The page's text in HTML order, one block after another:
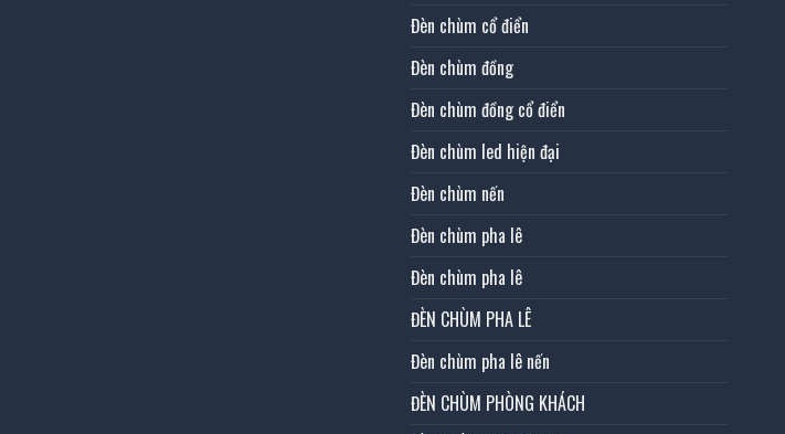
Đèn chùm cổ điển
Đèn chùm đồng
Đèn chùm đồng cổ điển
Đèn chùm led hiện đại
Đèn chùm nến
Đèn chùm pha lê
Đèn chùm pha lê
ĐÈN CHÙM PHA LÊ
Đèn chùm pha lê nến
ĐÈN CHÙM PHÒNG KHÁCH